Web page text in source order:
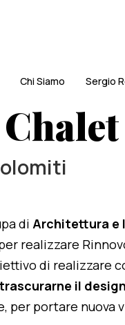
Chi Siamo Sergio
di Architettura e
realizzare
di
il
per portare nuova